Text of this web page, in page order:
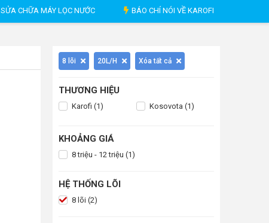
SỬA CHỮA MÁY LỌC NƯỚC BÁO CHÍ NÓI VỀ KAROFI
8 lõi 20L/H Xóa tất cả
THƯƠNG HIỆU
Karofi (1) Kosovota (1)
KHOẢNG GIÁ
8 triệu - 12 triệu (1)
HỆ THỐNG LÕI
8 lõi (2)